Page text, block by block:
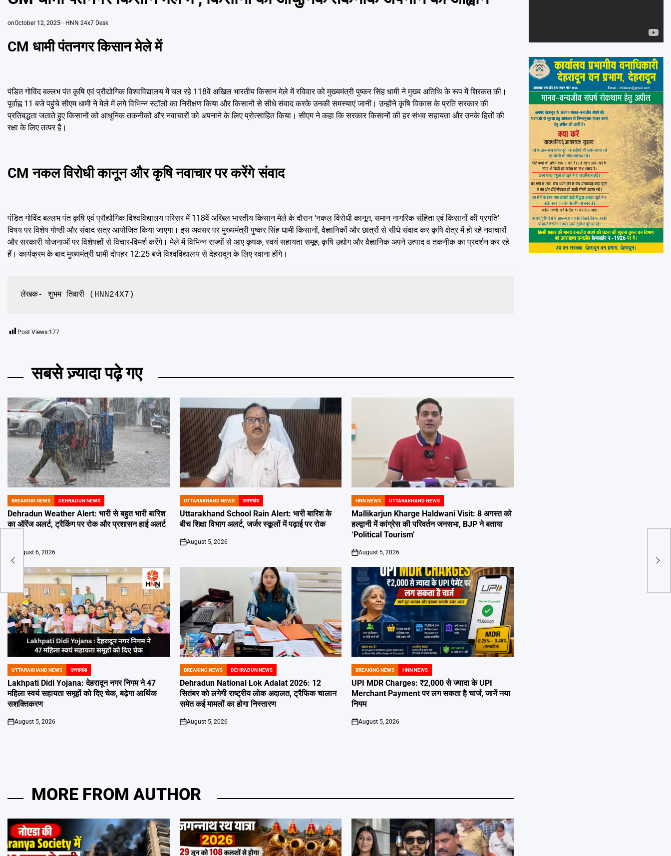
onOctober 12, 2025 HNN 24x7 Desk
CM धामी पंतनगर किसान मेले में
पंडित गोविंद बल्लभ पंत कृषि एवं प्रौद्योगिक विश्वविद्यालय में चल रहे 118वें अखिल भारतीय किसान मेले में रविवार को मुख्यमंत्री पुष्कर सिंह धामी ने मुख्य अतिथि के रूप में शिरकत की।
पूर्वाह्न 11 बजे पहुंचे सीएम धामी ने मेले में लगे विभिन्न स्टॉलों का निरीक्षण किया और किसानों से सीधे संवाद करके उनकी समस्याएं जानीं। उन्होंने कृषि विकास के प्रति सरकार की
प्रतिबद्धता जताते हुए किसानों को आधुनिक तकनीकों और नवाचारों को अपनाने के लिए प्रोत्साहित किया। सीएम ने कहा कि सरकार किसानों की हर संभव सहायता और उनके हितों की
रक्षा के लिए तत्पर है।
CM नकल विरोधी कानून और कृषि नवाचार पर करेंगे संवाद
पंडित गोविंद बल्लभ पंत कृषि एवं प्रौद्योगिक विश्वविद्यालय परिसर में 118वें अखिल भारतीय किसान मेले के दौरान ‘नकल विरोधी कानून, समान नागरिक संहिता एवं किसानों की प्रगति’
विषय पर विशेष गोष्ठी और संवाद सत्र आयोजित किया जाएगा। इस अवसर पर मुख्यमंत्री पुष्कर सिंह धामी किसानों, वैज्ञानिकों और छात्रों से सीधे संवाद कर कृषि क्षेत्र में हो रहे नवाचारों
और सरकारी योजनाओं पर विशेषज्ञों से विचार-विमर्श करेंगे। मेले में विभिन्न राज्यों से आए कृषक, स्वयं सहायता समूह, कृषि उद्योग और वैज्ञानिक अपने उत्पाद व तकनीक का प्रदर्शन कर रहे
हैं। कार्यक्रम के बाद मुख्यमंत्री धामी दोपहर 12:25 बजे विश्वविद्यालय से देहरादून के लिए रवाना होंगे।
लेखक- शुभम तिवारी (HNN24X7)
Post Views:177
सबसे ज़्यादा पढ़े गए
POSTED
IN
BREAKING NEWS DEHRADUN NEWS
Dehradun Weather Alert: भारी से बहुत भारी बारिश
का ऑरेंज अलर्ट, ट्रैकिंग पर रोक और प्रशासन हाई अलर्ट
on
August 6, 2026
POSTED
IN
UTTARAKHAND NEWS उत्तराखंड
Uttarakhand School Rain Alert: भारी बारिश के
बीच शिक्षा विभाग अलर्ट, जर्जर स्कूलों में पढ़ाई पर रोक
on
August 5, 2026
POSTED
IN
HNN NEWS UTTARAKHAND NEWS
Mallikarjun Kharge Haldwani Visit: 8 अगस्त को
हल्द्वानी में कांग्रेस की परिवर्तन जनसभा, BJP ने बताया
‘Political Tourism’
on
August 5, 2026
POSTED
IN
UTTARAKHAND NEWS उत्तराखंड
Lakhpati Didi Yojana: देहरादून नगर निगम ने 47
महिला स्वयं सहायता समूहों को दिए चेक, बढ़ेगा आर्थिक
सशक्तिकरण
on
August 5, 2026
POSTED
IN
BREAKING NEWS DEHRADUN NEWS
Dehradun National Lok Adalat 2026: 12
सितंबर को लगेगी राष्ट्रीय लोक अदालत, ट्रैफिक चालान
समेत कई मामलों का होगा निस्तारण
on
August 5, 2026
POSTED
IN
BREAKING NEWS HNN NEWS
UPI MDR Charges: ₹2,000 से ज्यादा के UPI
Merchant Payment पर लग सकता है चार्ज, जानें नया
नियम
on
August 5, 2026
MORE FROM AUTHOR